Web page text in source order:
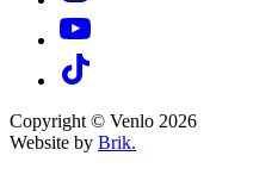
Copyright © Venlo 2026
Website by Brik.